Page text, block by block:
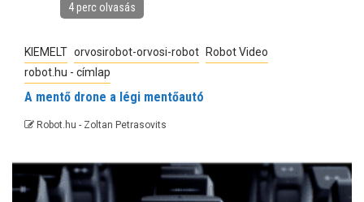
4 perc olvasás
KIEMELT orvosirobot-orvosi-robot
Robot Video
robot.hu - címlap
A mentő drone a légi mentőautó
Robot.hu - Zoltan Petrasovits